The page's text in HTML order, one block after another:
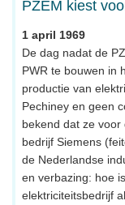
PZEM kiest
1 april 1969
De dag nadat de
PWR te bouwen in
productie van
Pechiney en geen
bekend dat ze
bedrijf Siemens
de Nederlandse
en verbazing: hoe
elektriciteitsbedrijf